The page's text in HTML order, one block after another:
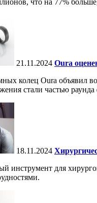
что на 77%
21.11.2024 Oura
колец Oura объявил
стали частью
18.11.2024
инструмент для